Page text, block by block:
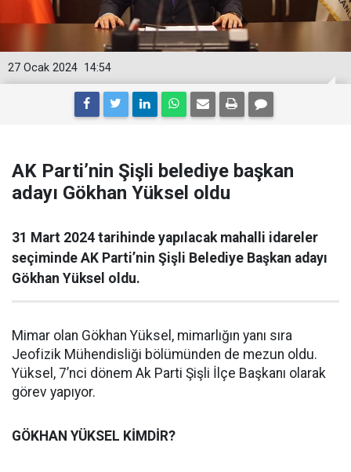
14:54
27 Ocak 2024
AK Parti’nin Şişli belediye başkan
adayı Gökhan Yüksel oldu
31 Mart 2024 tarihinde yapılacak mahalli idareler
seçiminde AK Parti’nin Şişli Belediye Başkan adayı
Gökhan Yüksel oldu.
Mimar olan Gökhan Yüksel, mimarlığın yanı sıra
Jeofizik Mühendisliği bölümünden de mezun oldu.
Yüksel, 7’nci dönem Ak Parti Şişli İlçe Başkanı olarak
görev yapıyor.
GÖKHAN YÜKSEL KİMDİR?